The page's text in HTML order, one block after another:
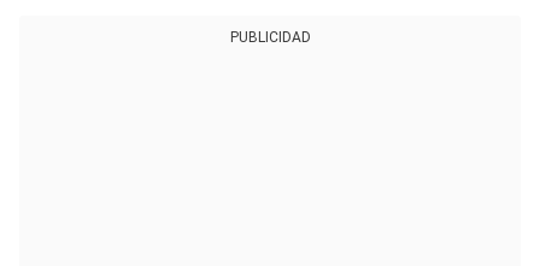
PUBLICIDAD